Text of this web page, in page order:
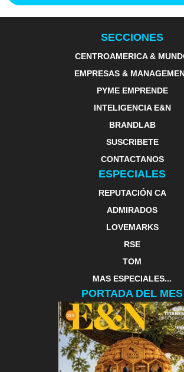
SECCIONES
CENTROAMERICA &
EMPRESAS &
PYME EMPRENDE
INTELIGENCIA E&N
BRANDLAB
SUSCRIBETE
CONTACTANOS
ESPECIALES
REPUTACIÓN CA
ADMIRADOS
LOVEMARKS
RSE
TOM
MAS ESPECIALES...
PORTADA DEL MES